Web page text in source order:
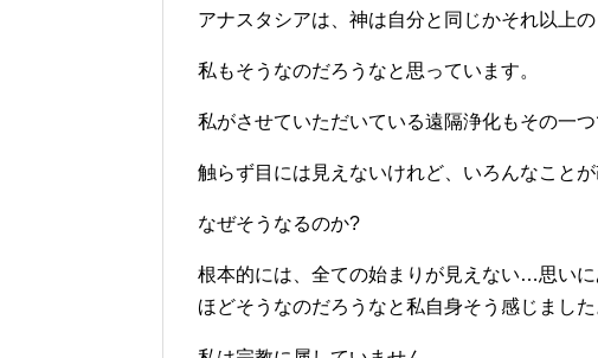
アナスタシアは、神は自分と同じかそれ以上
私もそうなのだろうなと思っています。
私がさせていただいている遠隔浄化もその一つ
触らず目には見えないけれど、いろんなことが
なぜそうなるのか?
根本的には、全ての始まりが見えない…思い
ほどそうなのだろうなと私自身そう感じました